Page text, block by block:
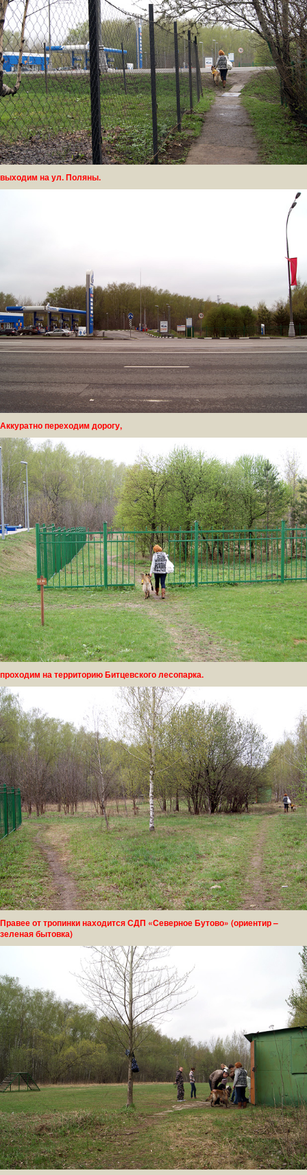
выходим на ул. Поляны.
Аккуратно переходим дорогу,
проходим на территорию Битцевского лесопарка.
Правее от тропинки находится СДП «Северное Бутово» (ориентир –
зеленая бытовка)